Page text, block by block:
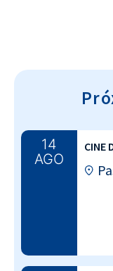
14
AGO
CINE